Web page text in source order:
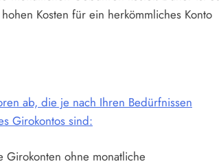
Kosten für ein herkömmliches Konto
ab, die je nach Ihren Bedürfnissen
Girokontos sind:
ohne monatliche